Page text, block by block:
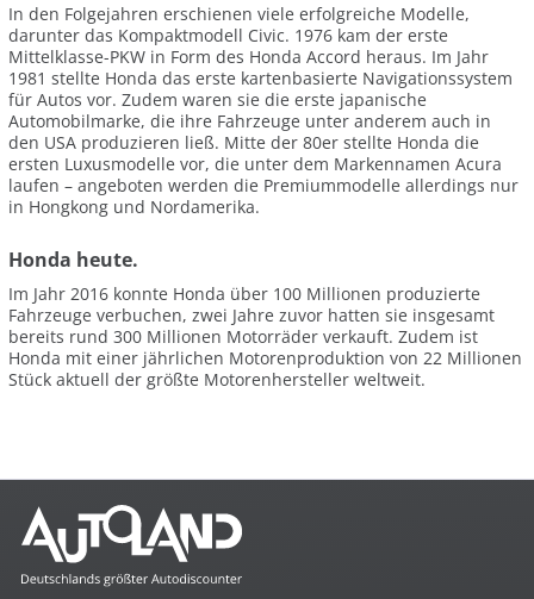
In den Folgejahren erschienen viele erfolgreiche Modelle,
darunter das Kompaktmodell Civic. 1976 kam der erste
Mittelklasse-PKW in Form des Honda Accord heraus. Im Jahr
1981 stellte Honda das erste kartenbasierte Navigationssystem
für Autos vor. Zudem waren sie die erste japanische
Automobilmarke, die ihre Fahrzeuge unter anderem auch in
den USA produzieren ließ. Mitte der 80er stellte Honda die
ersten Luxusmodelle vor, die unter dem Markennamen Acura
laufen – angeboten werden die Premiummodelle allerdings nur
in Hongkong und Nordamerika.
Honda heute.
Im Jahr 2016 konnte Honda über 100 Millionen produzierte
Fahrzeuge verbuchen, zwei Jahre zuvor hatten sie insgesamt
bereits rund 300 Millionen Motorräder verkauft. Zudem ist
Honda mit einer jährlichen Motorenproduktion von 22 Millionen
Stück aktuell der größte Motorenhersteller weltweit.